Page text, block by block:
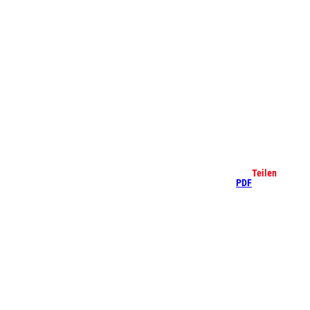
PDF
Teilen